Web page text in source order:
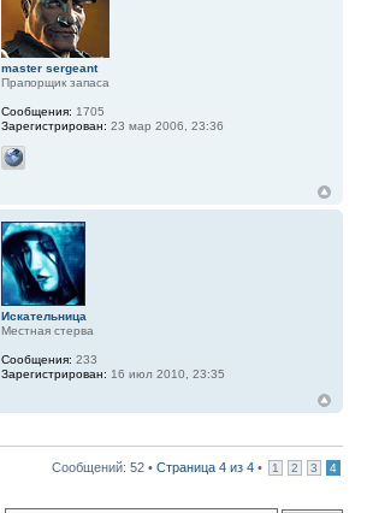
master sergeant
Прапорщик запаса
Сообщения: 1705
Зарегистрирован: 23 мар 2006, 23:36
Искательница
Местная стерва
Сообщения: 233
Зарегистрирован: 16 июл 2010, 23:35
Сообщений: 52 • Страница 4 из 4 • 1 2 3 4